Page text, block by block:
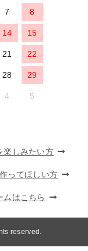
7 8
14 15
21 22
28 29
4 5
楽しみたい方
ってほしい方
ムはこちら
reserved.